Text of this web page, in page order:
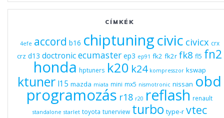
CÍMKÉK
4efe accord b16 chiptuningcivic civicx crx
crz d13 doctronicecumaster ep3 ep91 fk2 fk2r fk8 fl5 fn2
honda hptuners k20 k24 kompresszor kswap
ktuner l15 mazda miata mini mx5 nismotronic nissan obd
programozás r18 r20 reflash renault
standalone starlet toyota tunerview turbo type-r vtec